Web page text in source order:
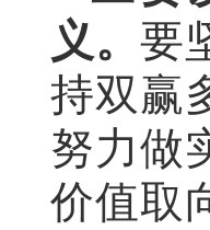
义。要
持双赢
努力做
价值取